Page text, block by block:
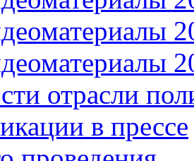
отрасли
в прессе